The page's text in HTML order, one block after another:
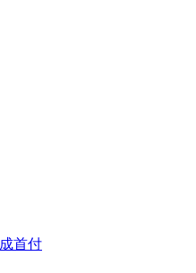
首付